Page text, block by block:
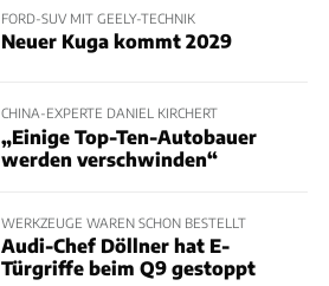
FORD-SUV MIT GEELY-TECHNIK
Neuer Kuga kommt 2029
CHINA-EXPERTE DANIEL KIRCHERT
„Einige Top-Ten-Autobauer
werden verschwinden“
WERKZEUGE WAREN SCHON BESTELLT
Audi-Chef Döllner hat E-
Türgriffe beim Q9 gestoppt